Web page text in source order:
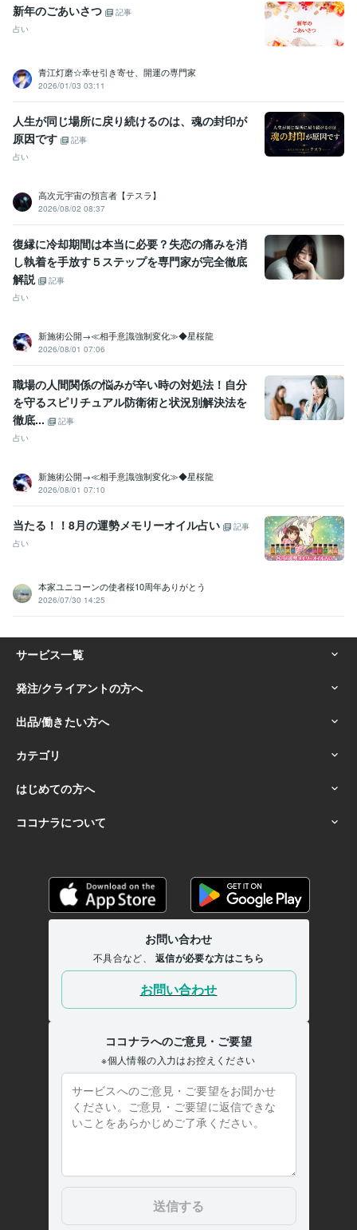
新年のごあいさつ
記事
占い
青江灯磨☆幸せ引き寄せ、開運の専門家
2026/01/03 03:11
人生が同じ場所に戻り続けるのは、魂の封印が
原因です
記事
占い
高次元宇宙の預言者【テスラ】
2026/08/02 08:37
復縁に冷却期間は本当に必要？失恋の痛みを消
し執着を手放す５ステップを専門家が完全徹底
解説
記事
占い
新施術公開→≪相手意識強制変化≫◆星桜龍
2026/08/01 07:06
職場の人間関係の悩みが辛い時の対処法！自分
を守るスピリチュアル防衛術と状況別解決法を
徹底...
記事
占い
新施術公開→≪相手意識強制変化≫◆星桜龍
2026/08/01 07:10
当たる！！8月の運勢メモリーオイル占い
記事
占い
本家ユニコーンの使者桜10周年ありがとう
2026/07/30 14:25